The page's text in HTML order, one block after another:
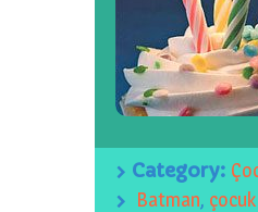
Category:
Batman,